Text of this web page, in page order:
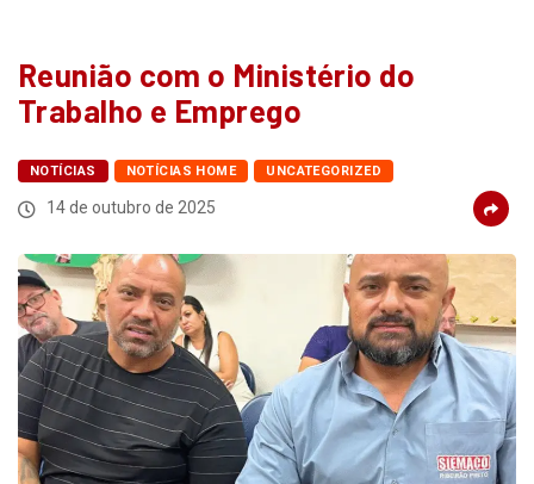
Reunião com o Ministério do
Trabalho e Emprego
NOTÍCIAS NOTÍCIAS HOME UNCATEGORIZED
14 de outubro de 2025